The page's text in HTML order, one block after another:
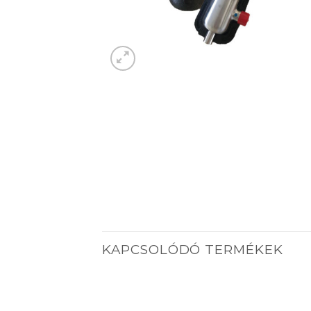
KAPCSOLÓDÓ TERMÉKEK